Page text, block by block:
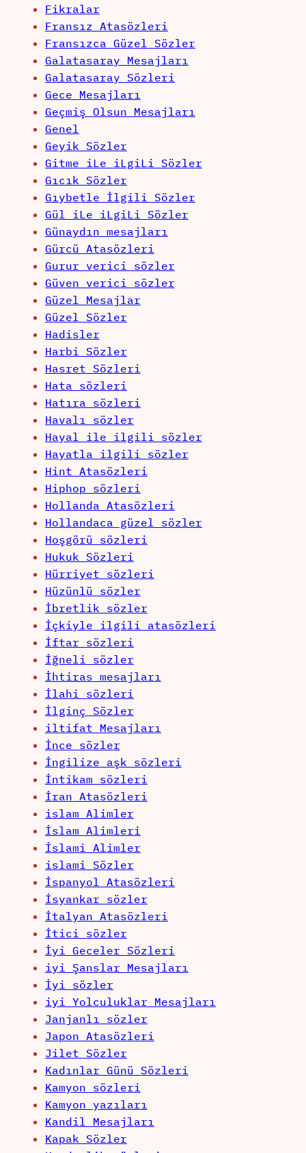
Fikralar
Fransız Atasözleri
Fransızca Güzel Sözler
Galatasaray Mesajları
Galatasaray Sözleri
Gece Mesajları
Geçmiş Olsun Mesajları
Genel
Geyik Sözler
Gitme iLe iLgiLi Sözler
Gıcık Sözler
Gıybetle İlgili Sözler
Gül iLe iLgiLi Sözler
Günaydın mesajları
Gürcü Atasözleri
Gurur verici sözler
Güven verici sözler
Güzel Mesajlar
Güzel Sözler
Hadisler
Harbi Sözler
Hasret Sözleri
Hata sözleri
Hatıra sözleri
Havalı sözler
Hayal ile ilgili sözler
Hayatla ilgili sözler
Hint Atasözleri
Hiphop sözleri
Hollanda Atasözleri
Hollandaca güzel sözler
Hoşgörü sözleri
Hukuk Sözleri
Hürriyet sözleri
Hüzünlü sözler
İbretlik sözler
İçkiyle ilgili atasözleri
İftar sözleri
İğneli sözler
İhtiras mesajları
İlahi sözleri
İlginç Sözler
iltifat Mesajları
İnce sözler
İngilize aşk sözleri
İntikam sözleri
İran Atasözleri
islam Alimler
İslam Alimleri
İslami Alimler
islami Sözler
İspanyol Atasözleri
İsyankar sözler
İtalyan Atasözleri
İtici sözler
İyi Geceler Sözleri
iyi Şanslar Mesajları
İyi sözler
iyi Yolculuklar Mesajları
Janjanlı sözler
Japon Atasözleri
Jilet Sözler
Kadınlar Günü Sözleri
Kamyon sözleri
Kamyon yazıları
Kandil Mesajları
Kapak Sözler